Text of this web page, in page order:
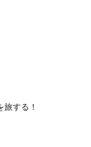
する！